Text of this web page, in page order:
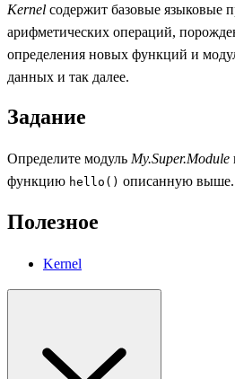
Kernel содержит базовые языковые
арифметических операций,
определения новых функций и
данных и так далее.
Задание
Определите модуль My.Super.Module
функцию hello() описанную выше.
Полезное
Kernel